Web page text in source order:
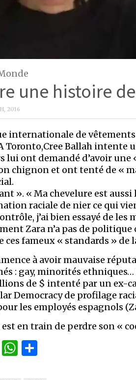
une histoire
2016
internationale de vêtements
Toronto,Cree Ballah intente
lui ont demandé d’avoir une
chignon et ont tenté de «
». « Ma chevelure est aussi
raciale de nier ce qui
j’ai bien essayé de
Zara n’a pas de
ces fameux « standards » de
à avoir mauvaise
: gay, minorités
de $ intenté par un ex-
Democracy de profilage
les employés espagnols
est en train de perdre son «
Twitter
WhatsApp